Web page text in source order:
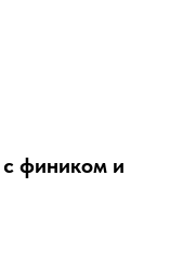
фиником и